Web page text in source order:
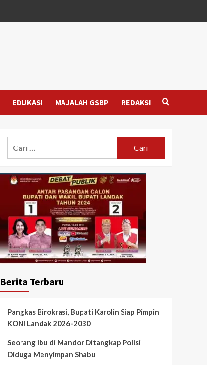
EDUKASI MAJALAH GSBP REDAKSI
Berita Terbaru
Pangkas Birokrasi, Bupati Karolin Siap Pimpin
KONI Landak 2026-2030
Seorang ibu di Mandor Ditangkap Polisi
Diduga Menyimpan Shabu